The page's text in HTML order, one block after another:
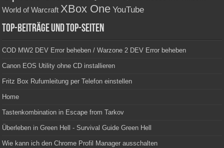
World of Warcraft XBox One YouTube
Top-Beiträge und Top-Seiten
COD MW2 DEV Error beheben / Warzone 2 DEV Error beheben
Canon EOS Utility ohne CD installieren
Fritz Box Rufumleitung per Telefon einstellen
Home
Tastenkombination in Escape from Tarkov
Überleben in Green Hell - Survival Guide Green Hell
Wie kann ich den Chrome Profil Manager ausschalten